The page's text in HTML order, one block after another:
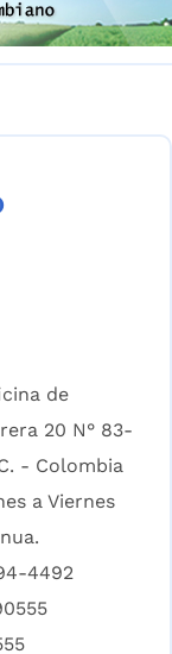
de
20 N° 83-
- Colombia
a Viernes
4492